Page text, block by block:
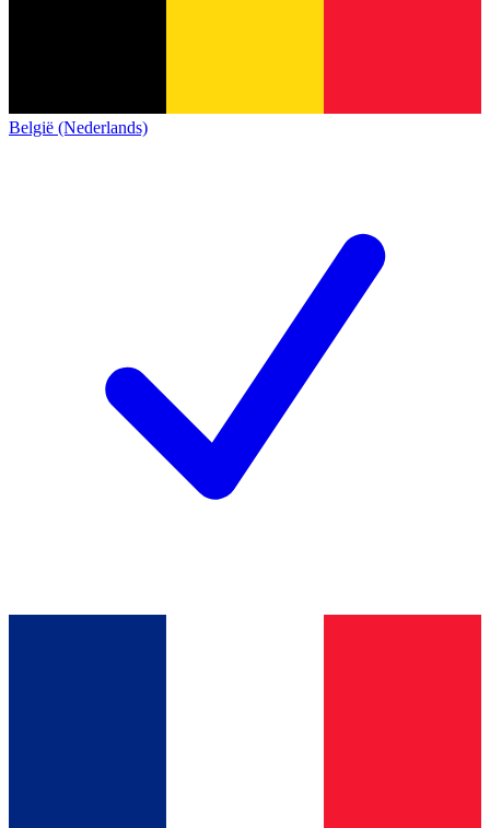
België (Nederlands)